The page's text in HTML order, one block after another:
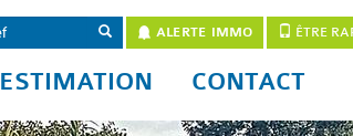
ALERTE IMMO ÊTRE
ESTIMATION CONTACT